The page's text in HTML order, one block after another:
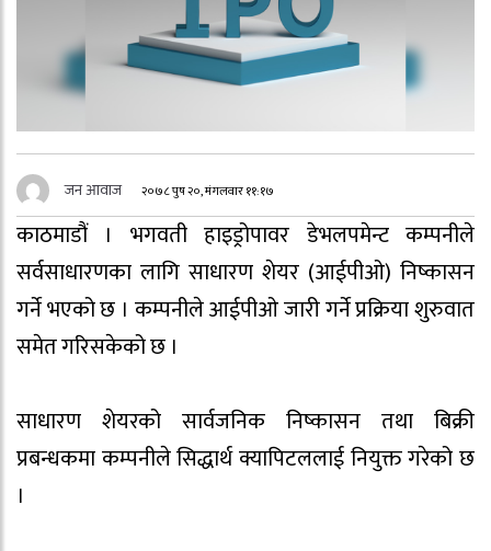
जन आवाज २०७८ पुष २०, मंगलवार ११:१७
काठमाडौं । भगवती हाइड्रोपावर डेभलपमेन्ट कम्पनीले
सर्वसाधारणका लागि साधारण शेयर (आईपीओ) निष्कासन
गर्ने भएको छ । कम्पनीले आईपीओ जारी गर्ने प्रक्रिया शुरुवात
समेत गरिसकेको छ ।
साधारण शेयरको सार्वजनिक निष्कासन तथा बिक्री
प्रबन्धकमा कम्पनीले सिद्धार्थ क्यापिटललाई नियुक्त गरेको छ
।